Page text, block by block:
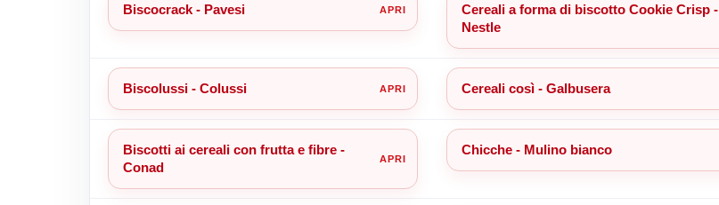
Biscocrack - Pavesi
Cereali a forma di biscotto Cookie Crisp -
Nestle
Biscolussi - Colussi Cereali così - Galbusera
Biscotti ai cereali con frutta e fibre -
Conad
Chicche - Mulino bianco